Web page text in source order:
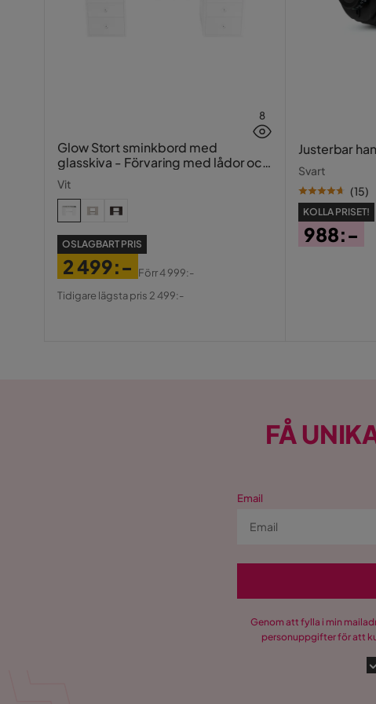
8
Glow Stort sminkbord med
glasskiva - Förvaring med lådor och
Vit
OSLAGBART PRIS
Pris
2 499:-
Original
Förr4 999:-
Tidigare lägsta pris 2 499:-
Justerbar
Svart
(15)
KOLLA PRISET!
988:-
FÅ
Email
Genom att fylla i min
personuppgifter för att